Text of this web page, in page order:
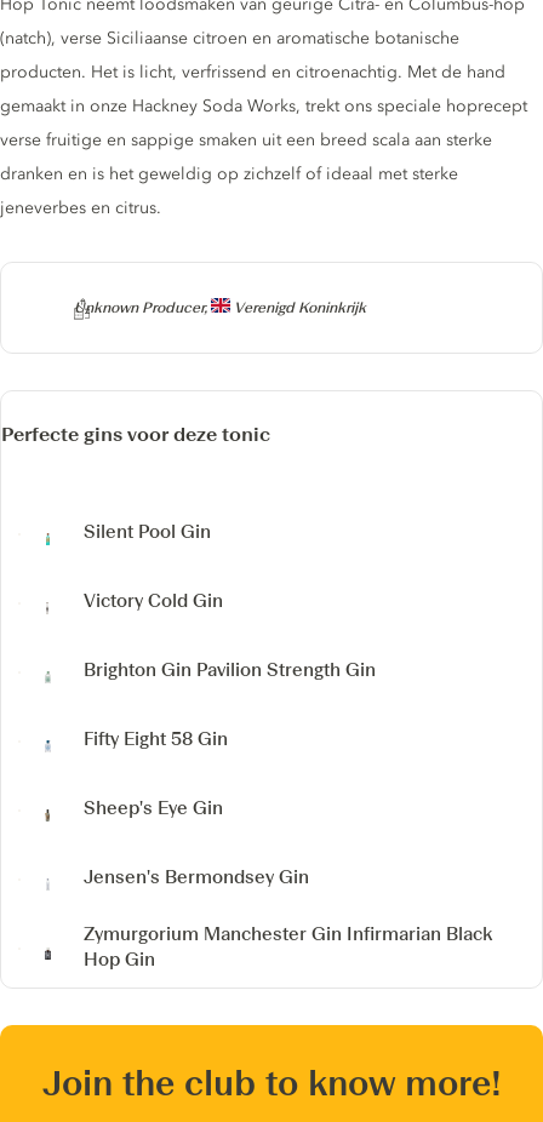
Producer
Unknown Producer, Verenigd Koninkrijk
(natch), verse Siciliaanse citroen en aromatische botanische
producten. Het is licht, verfrissend en citroenachtig. Met de hand
gemaakt in onze Hackney Soda Works, trekt ons speciale hoprecept
verse fruitige en sappige smaken uit een breed scala aan sterke
dranken en is het geweldig op zichzelf of ideaal met sterke
jeneverbes en citrus.
Perfecte gins voor deze tonic
Silent Pool Gin
Victory Cold Gin
Brighton Gin Pavilion Strength Gin
Fifty Eight 58 Gin
Sheep's Eye Gin
Jensen's Bermondsey Gin
Zymurgorium Manchester Gin Infirmarian Black
Hop Gin
Join the club to know more!